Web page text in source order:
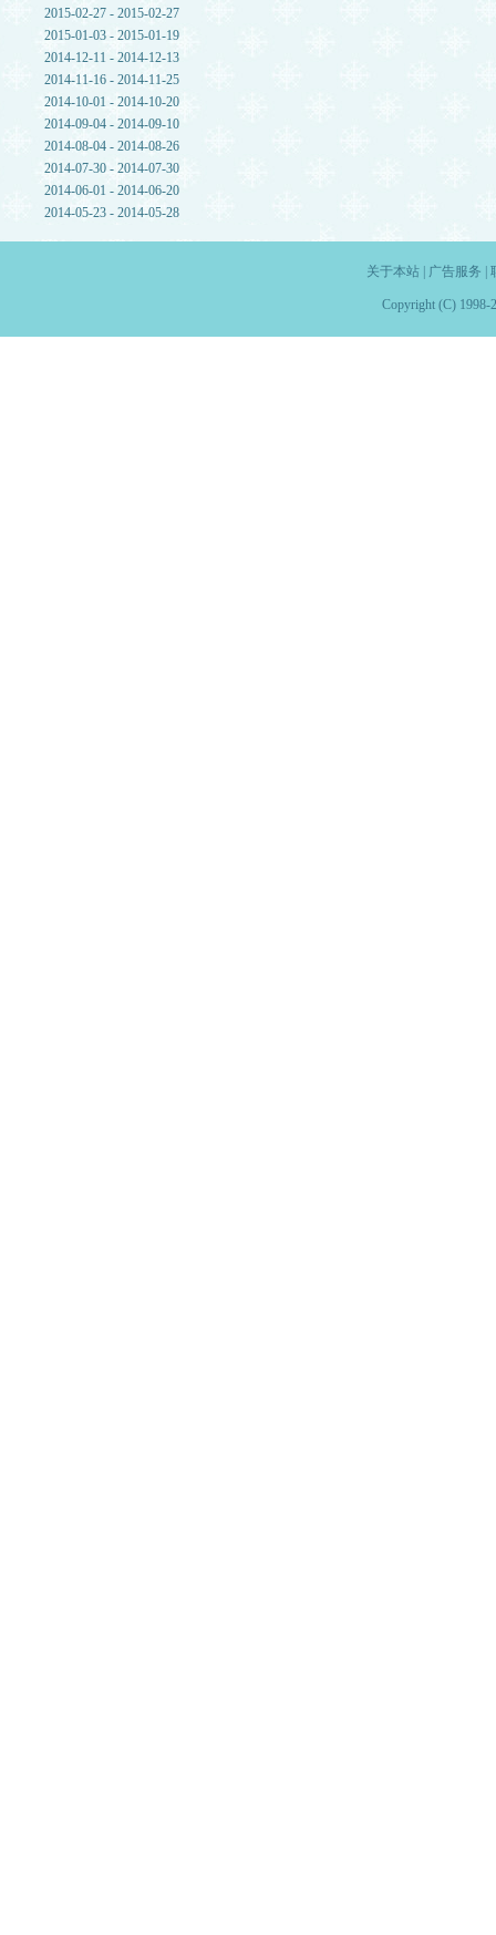
2015-02-27 - 2015-02-27
2015-01-03 - 2015-01-19
2014-12-11 - 2014-12-13
2014-11-16 - 2014-11-25
2014-10-01 - 2014-10-20
2014-09-04 - 2014-09-10
2014-08-04 - 2014-08-26
2014-07-30 - 2014-07-30
2014-06-01 - 2014-06-20
2014-05-23 - 2014-05-28
关于本站| 广告服务
Copyright (C) 1998-